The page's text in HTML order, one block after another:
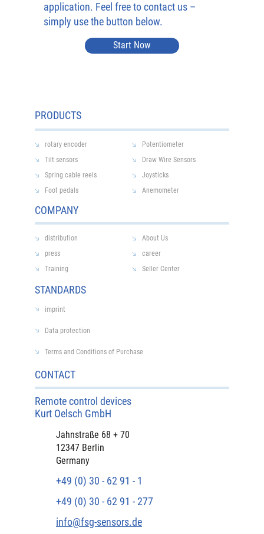
application. Feel free to contact us –
simply use the button below.
Start Now
PRODUCTS
COMPANY
CONTACT
rotary encoder
Potentiometer
Tilt sensors
Draw Wire Sensors
Spring cable reels
Joysticks
Foot pedals
Anemometer
Remote control devices
Kurt Oelsch GmbH
Jahnstraße 68 + 70
12347 Berlin
Germany
+49 (0) 30 - 62 91 - 1
+49 (0) 30 - 62 91 - 277
info@fsg-sensors.de
distribution
About Us
press
career
Training
Seller Center
STANDARDS
imprint
Data protection
Terms and Conditions of Purchase